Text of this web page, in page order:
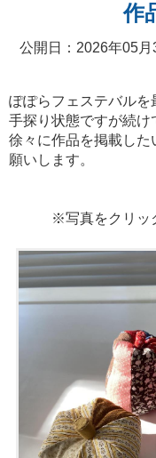
作
公開日：2026年05
ぽぽらフェステバル
手探り状態ですが続け
徐々に作品を掲載し
願いします。
※写真をクリック